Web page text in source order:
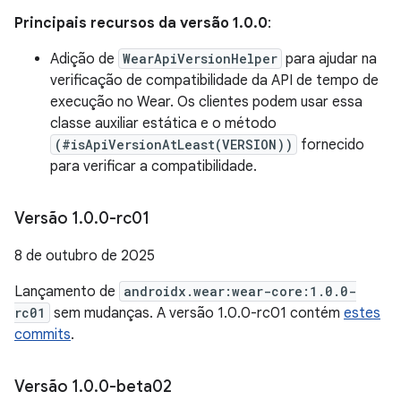
Principais recursos da versão 1.0.0:
Adição de WearApiVersionHelper para ajudar na
verificação de compatibilidade da API de tempo de
execução no Wear. Os clientes podem usar essa
classe auxiliar estática e o método
(#isApiVersionAtLeast(VERSION))
fornecido
para verificar a compatibilidade.
Versão 1.0.0-rc01
8 de outubro de 2025
Lançamento de androidx.wear:wear-core:1.0.0-
rc01
sem mudanças. A versão 1.0.0-rc01 contém estes
commits.
Versão 1.0.0-beta02